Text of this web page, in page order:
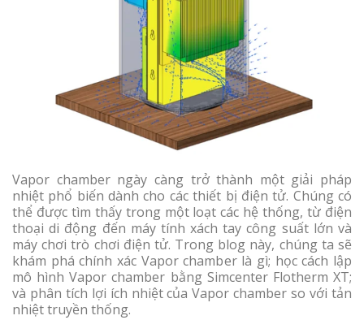
Vapor chamber ngày càng trở thành một giải pháp
nhiệt phổ biến dành cho các thiết bị điện tử. Chúng có
thể được tìm thấy trong một loạt các hệ thống, từ điện
thoại di động đến máy tính xách tay công suất lớn và
máy chơi trò chơi điện tử. Trong blog này, chúng ta sẽ
khám phá chính xác Vapor chamber là gì; học cách lập
mô hình Vapor chamber bằng Simcenter Flotherm XT;
và phân tích lợi ích nhiệt của Vapor chamber so với tản
nhiệt truyền thống.